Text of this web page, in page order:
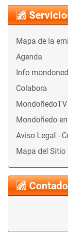
Mapa de la
Agenda
Info
Colabora
MondoñedoTV
Mondoñedo
Aviso Legal -
Mapa del Sitio